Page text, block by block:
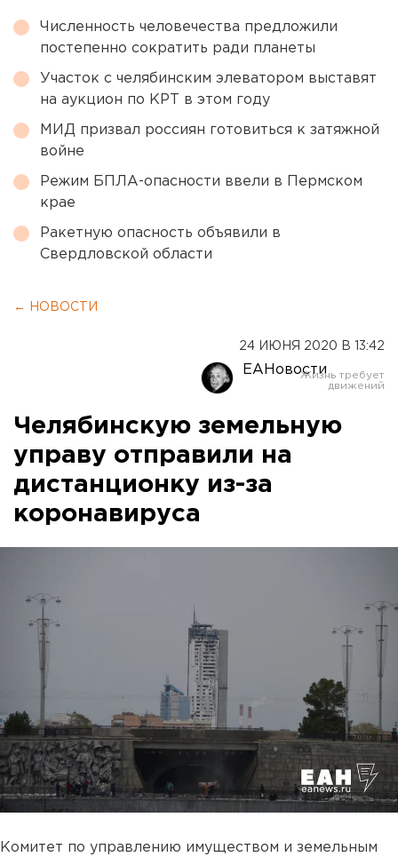
Численность человечества предложили
постепенно сократить ради планеты
Участок с челябинским элеватором выставят
на аукцион по КРТ в этом году
МИД призвал россиян готовиться к затяжной
войне
Режим БПЛА-опасности ввели в Пермском
крае
Ракетную опасность объявили в
Свердловской области
← НОВОСТИ
24 ИЮНЯ 2020 В 13:42
ЕАНовости
Челябинскую земельную
управу отправили на
дистанционку из-за
коронавируса
Комитет по управлению имуществом и земельным